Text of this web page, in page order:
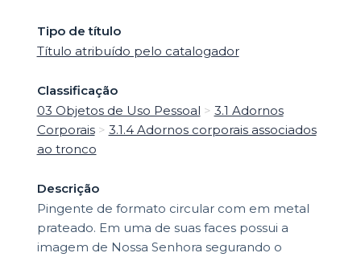
Tipo de título
Título atribuído pelo catalogador
Classificação
03 Objetos de Uso Pessoal > 3.1 Adornos
Corporais> 3.1.4 Adornos corporais associados
ao tronco
Descrição
Pingente de formato circular com em metal
prateado. Em uma de suas faces possui a
imagem de Nossa Senhora segurando o